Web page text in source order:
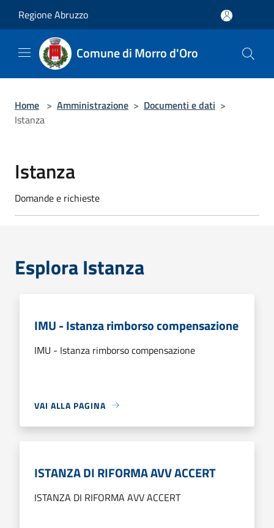
Regione Abruzzo
Comune di Morro d'Oro
Home > Amministrazione > Documenti e dati >
Istanza
Istanza
Domande e richieste
Esplora Istanza
IMU - Istanza rimborso compensazione
IMU - Istanza rimborso compensazione
VAI ALLA PAGINA
ISTANZA DI RIFORMA AVV ACCERT
ISTANZA DI RIFORMA AVV ACCERT